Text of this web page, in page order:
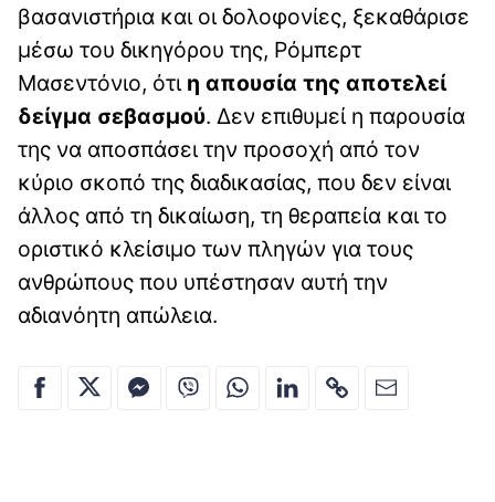
βασανιστήρια και οι δολοφονίες, ξεκαθάρισε
μέσω του δικηγόρου της, Ρόμπερτ
Μασεντόνιο, ότι η απουσία της αποτελεί
δείγμα σεβασμού. Δεν επιθυμεί η παρουσία
της να αποσπάσει την προσοχή από τον
κύριο σκοπό της διαδικασίας, που δεν είναι
άλλος από τη δικαίωση, τη θεραπεία και το
οριστικό κλείσιμο των πληγών για τους
ανθρώπους που υπέστησαν αυτή την
αδιανόητη απώλεια.